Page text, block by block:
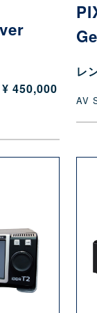
¥ 450,000
レ
AV